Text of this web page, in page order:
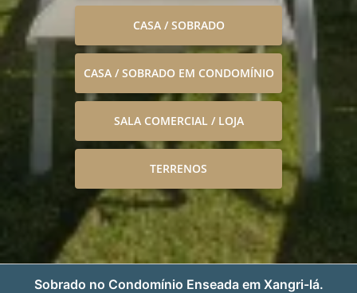
CASA / SOBRADO
CASA / SOBRADO EM CONDOMÍNIO
SALA COMERCIAL / LOJA
TERRENOS
Sobrado no Condomínio Enseada em Xangri-lá.